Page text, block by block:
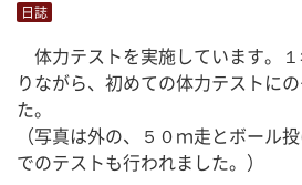
日誌
体力テストを実施しています。
りながら、初めての体力テストに
た。
（写真は外の、５０ｍ走とボール
でのテストも行われました。）